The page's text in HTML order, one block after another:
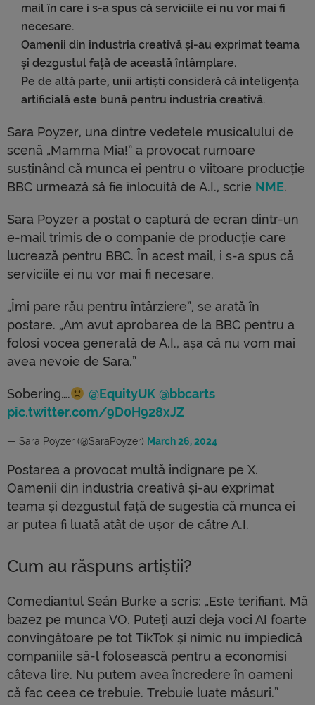
mail în care i s-a spus că serviciile ei nu vor mai fi
necesare.
Oamenii din industria creativă și-au exprimat teama
și dezgustul față de această întâmplare.
Pe de altă parte, unii artiști consideră că inteligența
artificială este bună pentru industria creativă.
Sara Poyzer, una dintre vedetele musicalului de
scenă „Mamma Mia!” a provocat rumoare
susținând că munca ei pentru o viitoare producție
BBC urmează să fie înlocuită de A.I., scrie NME.
Sara Poyzer a postat o captură de ecran dintr-un
e-mail trimis de o companie de producție care
lucrează pentru BBC. În acest mail, i s-a spus că
serviciile ei nu vor mai fi necesare.
„Îmi pare rău pentru întârziere”, se arată în
postare. „Am avut aprobarea de la BBC pentru a
folosi vocea generată de A.I., așa că nu vom mai
avea nevoie de Sara.”
Sobering…. @EquityUK @bbcarts
pic.twitter.com/9D0H928xJZ
— Sara Poyzer (@SaraPoyzer) March 26, 2024
Postarea a provocat multă indignare pe X.
Oamenii din industria creativă și-au exprimat
teama și dezgustul față de sugestia că munca ei
ar putea fi luată atât de ușor de către A.I.
Cum au răspuns artiștii?
Comediantul Seán Burke a scris: „Este terifiant. Mă
bazez pe munca VO. Puteți auzi deja voci AI foarte
convingătoare pe tot TikTok și nimic nu împiedică
companiile să-l folosească pentru a economisi
câteva lire. Nu putem avea încredere în oameni
că fac ceea ce trebuie. Trebuie luate măsuri.”